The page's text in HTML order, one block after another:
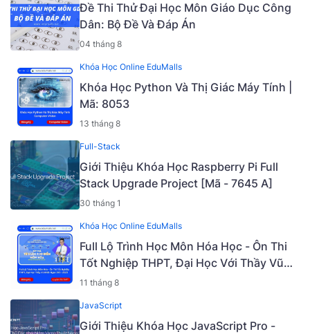
Đề Thi Thử Đại Học Môn Giáo Dục Công
Dân: Bộ Đề Và Đáp Án
04 tháng 8
Khóa Học Online EduMalls
Khóa Học Python Và Thị Giác Máy Tính |
Mã: 8053
13 tháng 8
Full-Stack
Giới Thiệu Khóa Học Raspberry Pi Full
Stack Upgrade Project [Mã - 7645 A]
30 tháng 1
Khóa Học Online EduMalls
Full Lộ Trình Học Môn Hóa Học - Ôn Thi
Tốt Nghiệp THPT, Đại Học Với Thầy Vũ
Khắc Ngọc 2K5 - 2023 | Mã: 9009
11 tháng 8
JavaScript
Giới Thiệu Khóa Học JavaScript Pro -